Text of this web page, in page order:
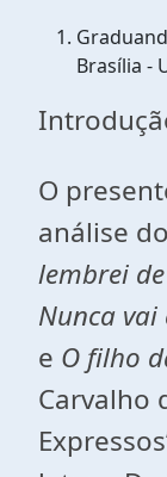
Brasília -
O
análise
lembrei
Nunca
e O filho
Carvalho